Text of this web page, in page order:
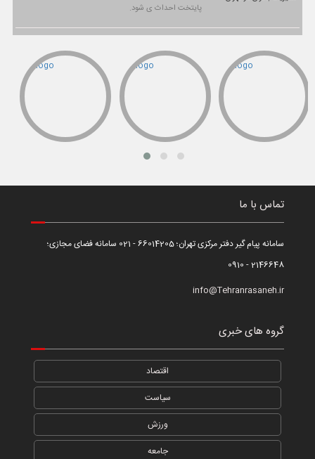
پایتخت احداث ی شود.
تماس با ما
سامانه پیام گیر دفتر مرکزی تهران؛ 66014205 - 021 سامانه فضای مجازی؛
2146648 - 0910
info@Tehranrasaneh.ir
گروه های خبری
اقتصاد
سیاست
ورزش
جامعه